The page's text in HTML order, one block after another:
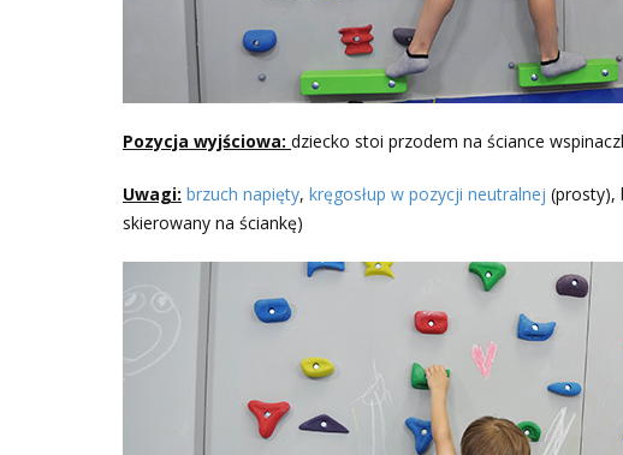
Pozycja wyjściowa: dziecko stoi przodem na ściance
Uwagi: brzuch napięty, kręgosłup w pozycji neutralnej (prosty),
skierowany na ściankę)